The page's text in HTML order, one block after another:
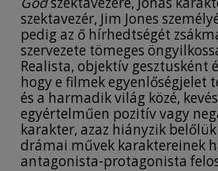
szektavezér, Jim Jones
pedig az ő hírhedtségét
szervezete tömeges
Realista, objektív gesztusként
hogy e filmek egyenlőségjelet
és a harmadik világ közé,
egyértelműen pozitív vagy
karakter, azaz hiányzik
drámai művek karaktereinek
antagonista-protagonista